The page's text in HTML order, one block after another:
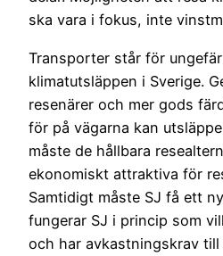
ska vara i fokus, inte
Transporter står för
klimatutsläppen i Sverige.
resenärer och mer gods
för på vägarna kan
måste de hållbara
ekonomiskt attraktiva för
Samtidigt måste SJ få ett
fungerar SJ i princip som
och har avkastningskrav till